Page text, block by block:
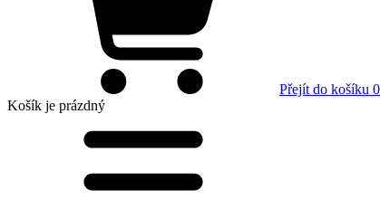
Přejít do košíku
Košík je prázdný